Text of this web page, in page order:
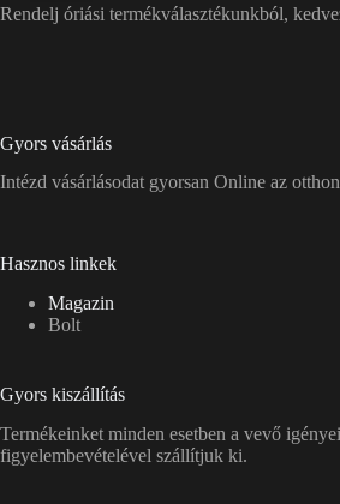
Rendelj óriási termékválasztékunkból,
Gyors vásárlás
Intézd vásárlásodat gyorsan Online az
Hasznos linkek
Magazin
Bolt
Gyors kiszállítás
Termékeinket minden esetben a vevő
figyelembevételével szállítjuk ki.